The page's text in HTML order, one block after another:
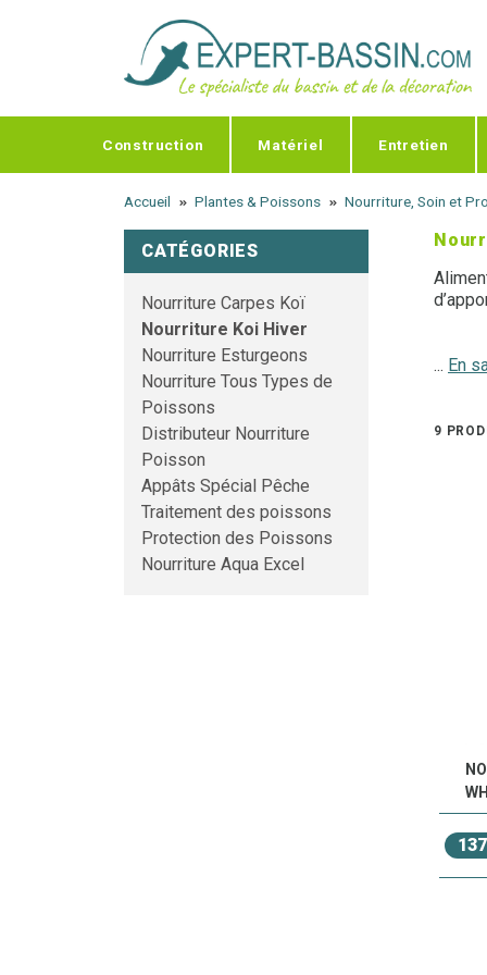
Construction Matériel Entretien
Accueil Plantes & Poissons Nourriture, Soin et
CATÉGORIES
Nourriture Carpes Koï
Nourriture Koi Hiver
Nourriture Esturgeons
Nourriture Tous Types de
Poissons
Distributeur Nourriture
Poisson
Appâts Spécial Pêche
Traitement des poissons
Protection des Poissons
Nourriture Aqua Excel
... En
9